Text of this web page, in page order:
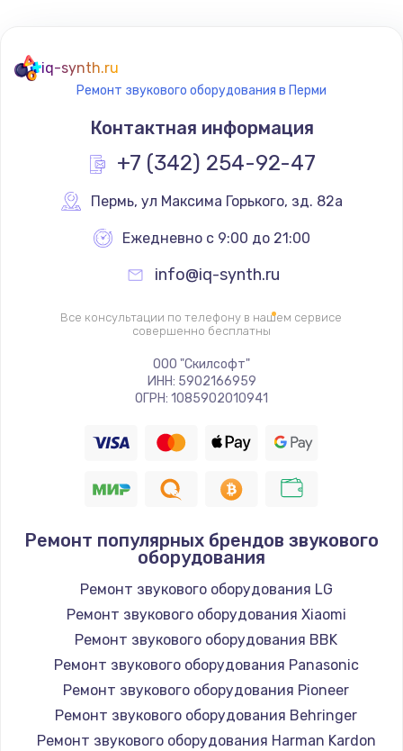
Замена термостата
1200 руб.
Заказать
Замена реле
700 руб.
Заказать
Замена ТЭНа
Заказать
Замена шнура
Заказать
Замена / ремонт электронного модуля
управления
600 руб.
Заказать
Замена конфорки
1100 руб.
iq-synth.ru
Ремонт звукового оборудования в Перми
Контактная информация
+7 (342) 254-92-47
Пермь, ул Максима Горького, зд. 82а
Ежедневно с 9:00 до 21:00
info@iq-synth.ru
Все консультации по телефону в нашем сервисе
совершенно бесплатны
ООО "Скилсофт"
ИНН: 5902166959
ОГРН: 1085902010941
Ремонт популярных брендов звукового
оборудования
Ремонт звукового оборудования LG
Ремонт звукового оборудования Xiaomi
Ремонт звукового оборудования BBK
Ремонт звукового оборудования Panasonic
Ремонт звукового оборудования Pioneer
Ремонт звукового оборудования Behringer
Ремонт звукового оборудования Harman Kardon